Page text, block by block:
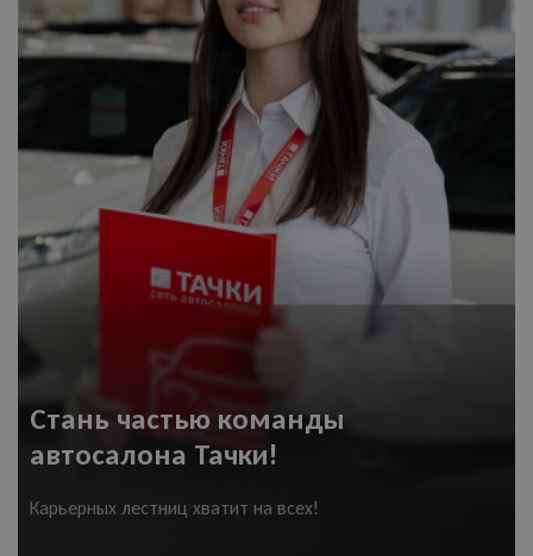
Стань частью команды
автосалона Тачки!
Карьерных лестниц хватит на всех!